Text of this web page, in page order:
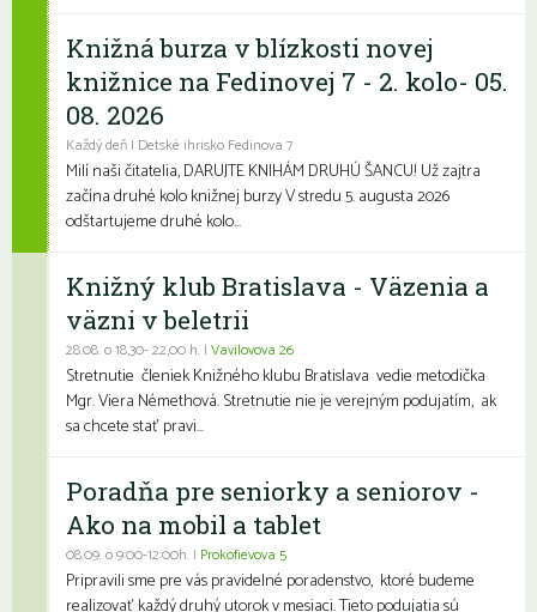
Knižná burza v blízkosti novej
knižnice na Fedinovej 7 - 2. kolo- 05.
08. 2026
Každý deň | Detské ihrisko Fedinova 7
Milí naši čitatelia, DARUJTE KNIHÁM DRUHÚ ŠANCU! Už zajtra
začína druhé kolo knižnej burzy V stredu 5. augusta 2026
odštartujeme druhé kolo...
Knižný klub Bratislava - Väzenia a
väzni v beletrii
28.08. o 18,30- 22,00 h. | Vavilovova 26
Stretnutie členiek Knižného klubu Bratislava vedie metodička
Mgr. Viera Némethová. Stretnutie nie je verejným podujatím, ak
sa chcete stať pravi...
Poradňa pre seniorky a seniorov -
Ako na mobil a tablet
08.09. o 9:00-12:00h. | Prokofievova 5
Pripravili sme pre vás pravidelné poradenstvo, ktoré budeme